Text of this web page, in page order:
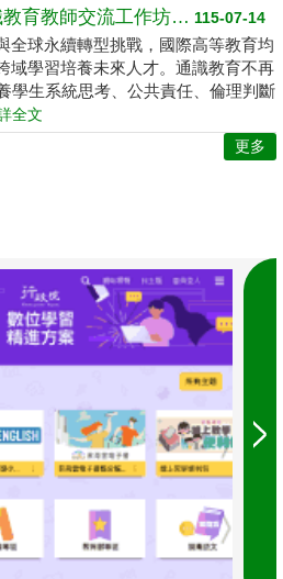
115-07-14
教育部首辦大專院校通識教育教師交流工作坊 邁向2050共創未來永續大學
全球永續轉型挑戰，國際高等教育均
域學習培養未來人才。通識教育不再
學生系統思考、公共責任、倫理判斷
全文
更多